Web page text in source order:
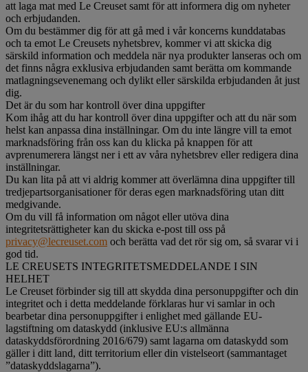
att laga mat med Le Creuset samt för att informera dig om nyheter
och erbjudanden.
Om du bestämmer dig för att gå med i vår koncerns kunddatabas
och ta emot Le Creusets nyhetsbrev, kommer vi att skicka dig
särskild information och meddela när nya produkter lanseras och om
det finns några exklusiva erbjudanden samt berätta om kommande
matlagningsevenemang och dylikt eller särskilda erbjudanden åt just
dig.
Det är du som har kontroll över dina uppgifter
Kom ihåg att du har kontroll över dina uppgifter och att du när som
helst kan anpassa dina inställningar. Om du inte längre vill ta emot
marknadsföring från oss kan du klicka på knappen för att
avprenumerera längst ner i ett av våra nyhetsbrev eller redigera dina
inställningar.
Du kan lita på att vi aldrig kommer att överlämna dina uppgifter till
tredjepartsorganisationer för deras egen marknadsföring utan ditt
medgivande.
Om du vill få information om något eller utöva dina
integritetsrättigheter kan du skicka e-post till oss på
privacy@lecreuset.com och berätta vad det rör sig om, så svarar vi i
god tid.
LE CREUSETS INTEGRITETSMEDDELANDE I SIN
HELHET
Le Creuset förbinder sig till att skydda dina personuppgifter och din
integritet och i detta meddelande förklaras hur vi samlar in och
bearbetar dina personuppgifter i enlighet med gällande EU-
lagstiftning om dataskydd (inklusive EU:s allmänna
dataskyddsförordning 2016/679) samt lagarna om dataskydd som
gäller i ditt land, ditt territorium eller din vistelseort (sammantaget
”dataskyddslagarna”).